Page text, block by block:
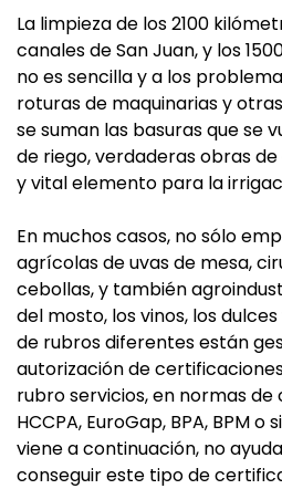
La limpieza de los 2100
canales de San Juan, y los
no es sencilla y a los
roturas de maquinarias y
se suman las basuras que se
de riego, verdaderas obras
y vital elemento para la
En muchos casos, no sólo
agrícolas de uvas de mesa,
cebollas, y también
del mosto, los vinos, los
de rubros diferentes están
autorización de
rubro servicios, en normas de
HCCPA, EuroGap, BPA, BPM o
viene a continuación, no
conseguir este tipo de